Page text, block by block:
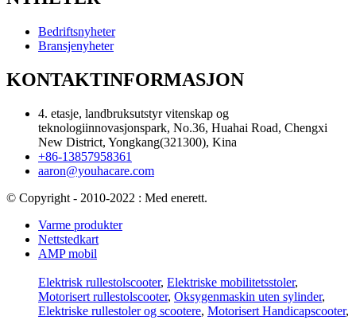
Bedriftsnyheter
Bransjenyheter
KONTAKTINFORMASJON
4. etasje, landbruksutstyr vitenskap og
teknologiinnovasjonspark, No.36, Huahai Road, Chengxi
New District, Yongkang(321300), Kina
+86-13857958361
aaron@youhacare.com
© Copyright - 2010-2022 : Med enerett.
Varme produkter
Nettstedkart
AMP mobil
Elektrisk rullestolscooter, Elektriske mobilitetsstoler,
Motorisert rullestolscooter, Oksygenmaskin uten sylinder,
Elektriske rullestoler og scootere, Motorisert Handicapscooter,